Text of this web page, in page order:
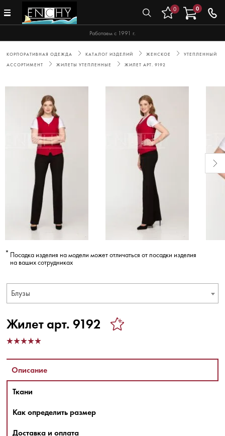
Работаем с 1991 г.
0 0
КОРПОРАТИВНАЯ ОДЕЖДА КАТАЛОГ ИЗДЕЛИЙ ЖЕНСКОЕ
УТЕПЛЕННЫЙ
АССОРТИМЕНТ
ЖИЛЕТЫ УТЕПЛЕННЫЕ ЖИЛЕТ АРТ. 9192
Посадка изделия на модели может отличаться от посадки изделия
на ваших сотрудниках
Блузы
Жилет арт. 9192
Описание
Ткани
Как определить размер
Доставка и оплата